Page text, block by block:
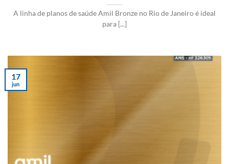
A linha de planos de saúde Amil Bronze no Rio de Janeiro é ideal
para [...]
17
jun